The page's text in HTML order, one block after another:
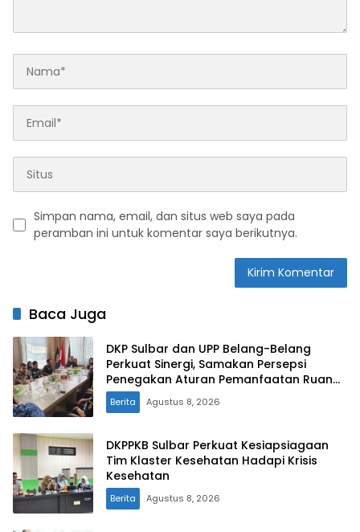
Simpan nama, email, dan situs web saya pada
peramban ini untuk komentar saya berikutnya.
Baca Juga
DKP Sulbar dan UPP Belang-Belang
Perkuat Sinergi, Samakan Persepsi
Penegakan Aturan Pemanfaatan Ruang
Laut
Berita Agustus 8, 2026
DKPPKB Sulbar Perkuat Kesiapsiagaan
Tim Klaster Kesehatan Hadapi Krisis
Kesehatan
Berita Agustus 8, 2026